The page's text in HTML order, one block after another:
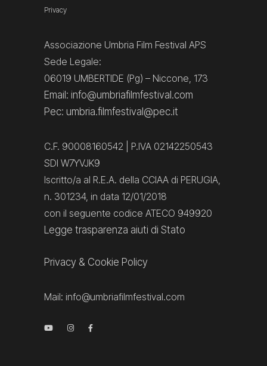
Privacy
Associazione Umbria Film Festival APS
Sede Legale:
06019 UMBERTIDE (Pg) – Niccone, 173
Email: info@umbriafilmfestival.com
Pec: umbria.filmfestival@pec.it
C.F. 90008160542 | P.IVA 02142250543
SDI W7YVJK9
Iscritto/a al R.E.A. della CCIAA di PERUGIA,
n. 301234, in data 12/01/2018
con il seguente codice ATECO 949920
Legge trasparenza aiuti di Stato
Privacy & Cookie Policy
Mail: info@umbriafilmfestival.com